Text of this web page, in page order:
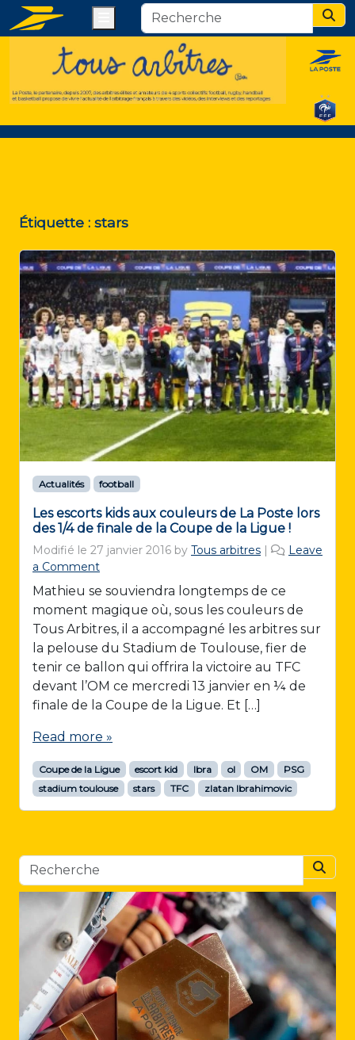
Étiquette : stars
Actualités football
Les escorts kids aux couleurs de La Poste lors
des 1/4 de finale de la Coupe de la Ligue !
Modifié le 27 janvier 2016 by Tous arbitres |
Leave
a Comment
Mathieu se souviendra longtemps de ce
moment magique où, sous les couleurs de
Tous Arbitres, il a accompagné les arbitres sur
la pelouse du Stadium de Toulouse, fier de
tenir ce ballon qui offrira la victoire au TFC
devant l’OM ce mercredi 13 janvier en ¼ de
finale de la Coupe de la Ligue. Et […]
Read more »
Coupe de la Ligue escort kid Ibra ol OM
PSG
stadium toulouse
stars TFC zlatan Ibrahimovic